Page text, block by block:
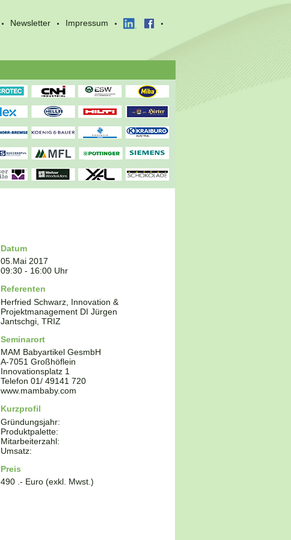
Newsletter Impressum
Datum
05.Mai 2017
09:30 - 16:00 Uhr
Referenten
Herfried Schwarz, Innovation &
Projektmanagement DI Jürgen
Jantschgi, TRIZ
Seminarort
MAM Babyartikel GesmbH
A-7051 Großhöflein
Innovationsplatz 1
Telefon01/ 49141 720
www.mambaby.com
Kurzprofil
Gründungsjahr:
Produktpalette:
Mitarbeiterzahl:
Umsatz:
Preis
490 .- Euro (exkl. Mwst.)